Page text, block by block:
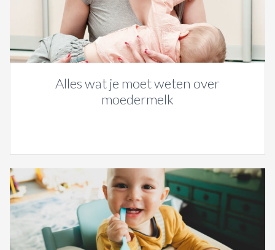
Alles wat je moet weten over
moedermelk